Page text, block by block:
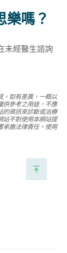
樂嗎？
未經醫生諮詢
，如有差異，一概以
供參考之用途，不應
的資訊來診斷或治療
站不對使用本網站提
承擔法律責任。使用